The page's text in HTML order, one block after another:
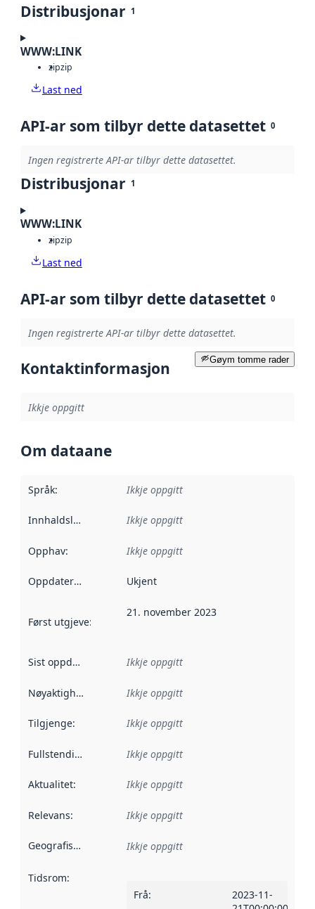
Distribusjonar 1
WWW:LINK
zipzip
Last ned
API-ar som tilbyr dette datasettet 0
Ingen registrerte API-ar tilbyr dette datasettet.
Distribusjonar 1
WWW:LINK
zipzip
Last ned
API-ar som tilbyr dette datasettet 0
Ingen registrerte API-ar tilbyr dette datasettet.
Gøym tomme rader
Kontaktinformasjon
Ikkje oppgitt
Om dataane
Språk: Ikkje oppgitt
Innhaldsleverandørar :
Ikkje oppgitt
Opphav: Ikkje oppgitt
Oppdateringsfrekvens :
Ukjent
Først utgjeve:
21. november 2023
Sist oppdatert Ikkje oppgitt
Nøyaktigheit Ikkje oppgitt
Tilgjenge: Ikkje oppgitt
Fullstendigheit Ikkje oppgitt
Aktualitet: Ikkje oppgitt
Relevans: Ikkje oppgitt
Geografisk område Ikkje oppgitt
Tidsrom:
Frå:
2023-11-